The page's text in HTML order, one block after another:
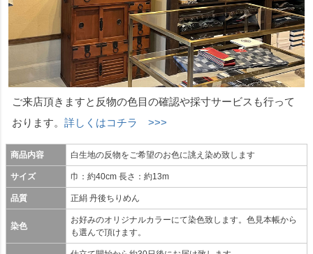
ご来店頂きますと反物の色目の確認や採寸サービスも行って
おります。 詳しくはコチラ >>>
商品内容 白生地の反物をご希望のお色に誂え染め致します
サイズ 巾：約40cm 長さ：約13m
品質 正絹 丹後ちりめん
染色
お好みのオリジナルカラーにて染色致します。色見本帳から
も選んで頂けます。